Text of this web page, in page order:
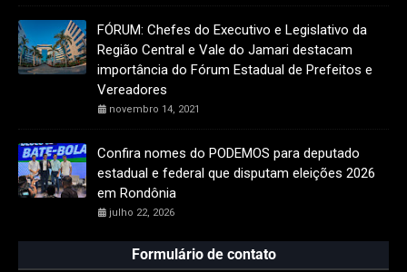
FÓRUM: Chefes do Executivo e Legislativo da
Região Central e Vale do Jamari destacam
importância do Fórum Estadual de Prefeitos e
Vereadores
novembro 14, 2021
Confira nomes do PODEMOS para deputado
estadual e federal que disputam eleições 2026
em Rondônia
julho 22, 2026
Formulário de contato